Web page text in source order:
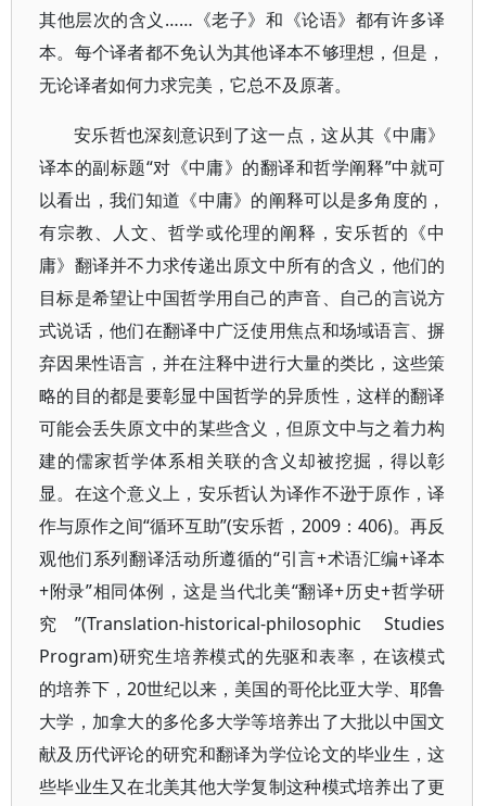
其他层次的含义……《老子》和《论语》都有许多译
本。每个译者都不免认为其他译本不够理想，但是，
无论译者如何力求完美，它总不及原著。
安乐哲也深刻意识到了这一点，这从其《中庸》
译本的副标题“对《中庸》的翻译和哲学阐释”中就可
以看出，我们知道《中庸》的阐释可以是多角度的，
有宗教、人文、哲学或伦理的阐释，安乐哲的《中
庸》翻译并不力求传递出原文中所有的含义，他们的
目标是希望让中国哲学用自己的声音、自己的言说方
式说话，他们在翻译中广泛使用焦点和场域语言、摒
弃因果性语言，并在注释中进行大量的类比，这些策
略的目的都是要彰显中国哲学的异质性，这样的翻译
可能会丢失原文中的某些含义，但原文中与之着力构
建的儒家哲学体系相关联的含义却被挖掘，得以彰
显。在这个意义上，安乐哲认为译作不逊于原作，译
作与原作之间“循环互助”(安乐哲，2009：406)。再反
观他们系列翻译活动所遵循的“引言+术语汇编+译本
+附录”相同体例，这是当代北美“翻译+历史+哲学研
究”(Translation-historical-philosophic Studies
Program)研究生培养模式的先驱和表率，在该模式
的培养下，20世纪以来，美国的哥伦比亚大学、耶鲁
大学，加拿大的多伦多大学等培养出了大批以中国文
献及历代评论的研究和翻译为学位论文的毕业生，这
些毕业生又在北美其他大学复制这种模式培养出了更